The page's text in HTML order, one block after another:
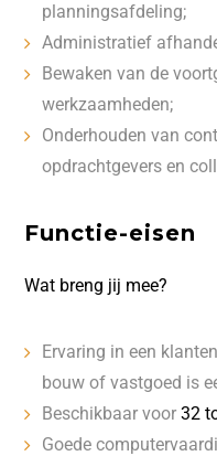
planningsafdeling;
Administratief
Bewaken van de
werkzaamheden;
Onderhouden van
opdrachtgevers en
Functie-eisen
Wat breng jij mee?
Ervaring in een
bouw of vastgoed is
Beschikbaar voor32
Goede